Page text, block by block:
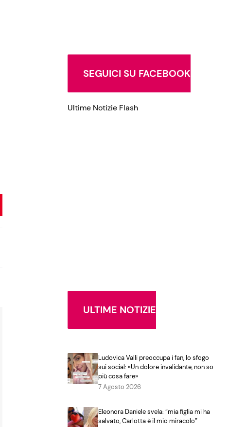
SEGUICI SU FACEBOOK
Ultime Notizie Flash
ULTIME NOTIZIE
Ludovica Valli preoccupa i fan, lo sfogo
sui social: «Un dolore invalidante, non so
più cosa fare»
7 Agosto 2026
Eleonora Daniele svela: “mia figlia mi ha
salvato, Carlotta è il mio miracolo”